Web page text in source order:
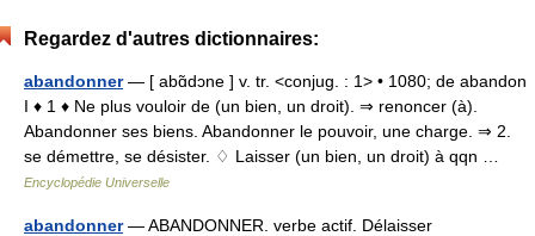
Regardez d'autres dictionnaires:
abandonner— [ abɑ̃dɔne ] v. tr. <conjug. : 1> • 1080; de abandon
I ♦ 1 ♦ Ne plus vouloir de (un bien, un droit). ⇒ renoncer (à).
Abandonner ses biens. Abandonner le pouvoir, une charge. ⇒ 2.
se démettre, se désister. ♢ Laisser (un bien, un droit) à qqn …
Encyclopédie Universelle
abandonner— ABANDONNER. verbe actif. Délaisser